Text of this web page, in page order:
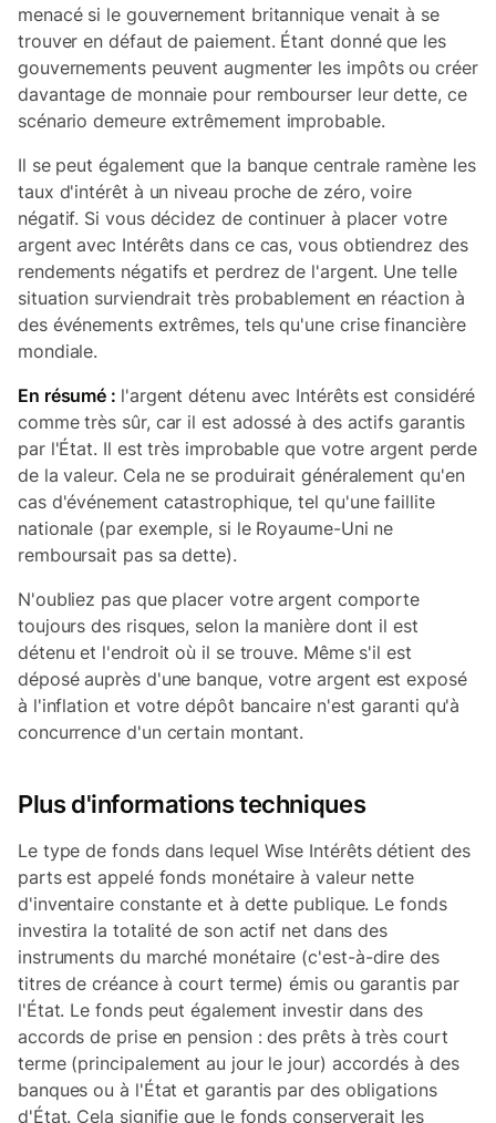
menacé si le gouvernement britannique venait à se
trouver en défaut de paiement. Étant donné que les
gouvernements peuvent augmenter les impôts ou créer
davantage de monnaie pour rembourser leur dette, ce
scénario demeure extrêmement improbable.
Il se peut également que la banque centrale ramène les
taux d'intérêt à un niveau proche de zéro, voire
négatif. Si vous décidez de continuer à placer votre
argent avec Intérêts dans ce cas, vous obtiendrez des
rendements négatifs et perdrez de l'argent. Une telle
situation surviendrait très probablement en réaction à
des événements extrêmes, tels qu'une crise financière
mondiale.
En résumé : l'argent détenu avec Intérêts est considéré
comme très sûr, car il est adossé à des actifs garantis
par l'État. Il est très improbable que votre argent perde
de la valeur. Cela ne se produirait généralement qu'en
cas d'événement catastrophique, tel qu'une faillite
nationale (par exemple, si le Royaume-Uni ne
remboursait pas sa dette).
N'oubliez pas que placer votre argent comporte
toujours des risques, selon la manière dont il est
détenu et l'endroit où il se trouve. Même s'il est
déposé auprès d'une banque, votre argent est exposé
à l'inflation et votre dépôt bancaire n'est garanti qu'à
concurrence d'un certain montant.
Plus d'informations techniques
Le type de fonds dans lequel Wise Intérêts détient des
parts est appelé fonds monétaire à valeur nette
d'inventaire constante et à dette publique. Le fonds
investira la totalité de son actif net dans des
instruments du marché monétaire (c'est-à-dire des
titres de créance à court terme) émis ou garantis par
l'État. Le fonds peut également investir dans des
accords de prise en pension : des prêts à très court
terme (principalement au jour le jour) accordés à des
banques ou à l'État et garantis par des obligations
d'État. Cela signifie que le fonds conserverait les